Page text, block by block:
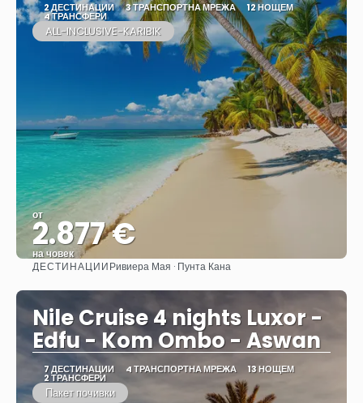
2 ДЕСТИНАЦИИ 3 ТРАНСПОРТНА МРЕЖА 12 НОЩЕМ
4 ТРАНСФЕРИ
ALL-INCLUSIVE-KARIBIK
от
2.877 €
на човек
Вижте
ДЕСТИНАЦИИРивиера Мая · Пунта Кана
Nile Cruise 4 nights Luxor -
Edfu - Kom Ombo - Aswan
7 ДЕСТИНАЦИИ 4 ТРАНСПОРТНА МРЕЖА 13 НОЩЕМ
2 ТРАНСФЕРИ
Пакет почивки